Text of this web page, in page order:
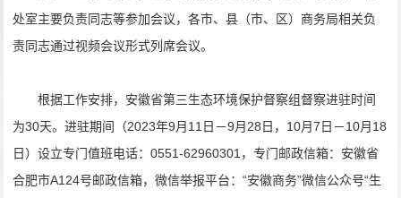
处室主要负责同志等参加会议，各市、县（市、区）商务局相关负
责同志通过视频会议形式列席会议。
根据工作安排，安徽省第三生态环境保护督察组督察进驻时间
为30天。进驻期间（2023年9月11日－9月28日，10月7日－10月18
日）设立专门值班电话：0551-62960301，专门邮政信箱：安徽省
合肥市A124号邮政信箱，微信举报平台：“安徽商务”微信公众号“生